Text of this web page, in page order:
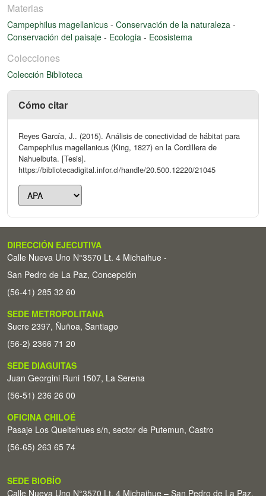
Materias
Campephilus magellanicus - Conservación de la naturaleza -
Conservación del paisaje - Ecologia - Ecosistema
Colecciones
Colección Biblioteca
Cómo citar
Reyes García, J.. (2015). Análisis de conectividad de hábitat para
Campephilus magellanicus (King, 1827) en la Cordillera de
Nahuelbuta. [Tesis].
https://bibliotecadigital.infor.cl/handle/20.500.12220/21045
DIRECCIÓN EJECUTIVA
Calle Nueva Uno N°3570 Lt. 4 Michaihue -
San Pedro de La Paz, Concepción
(56-41) 285 32 60
SEDE METROPOLITANA
Sucre 2397, Ñuñoa, Santiago
(56-2) 2366 71 20
SEDE DIAGUITAS
Juan Georgini Runi 1507, La Serena
(56-51) 236 26 00
OFICINA CHILOÉ
Pasaje Los Queltehues s/n, sector de Putemun, Castro
(56-65) 263 65 74
SEDE BIOBÍO
Calle Nueva Uno N°3570 Lt. 4 Michaihue – San Pedro de La Paz,